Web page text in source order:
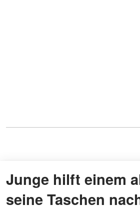
Junge hilft einem
seine Taschen